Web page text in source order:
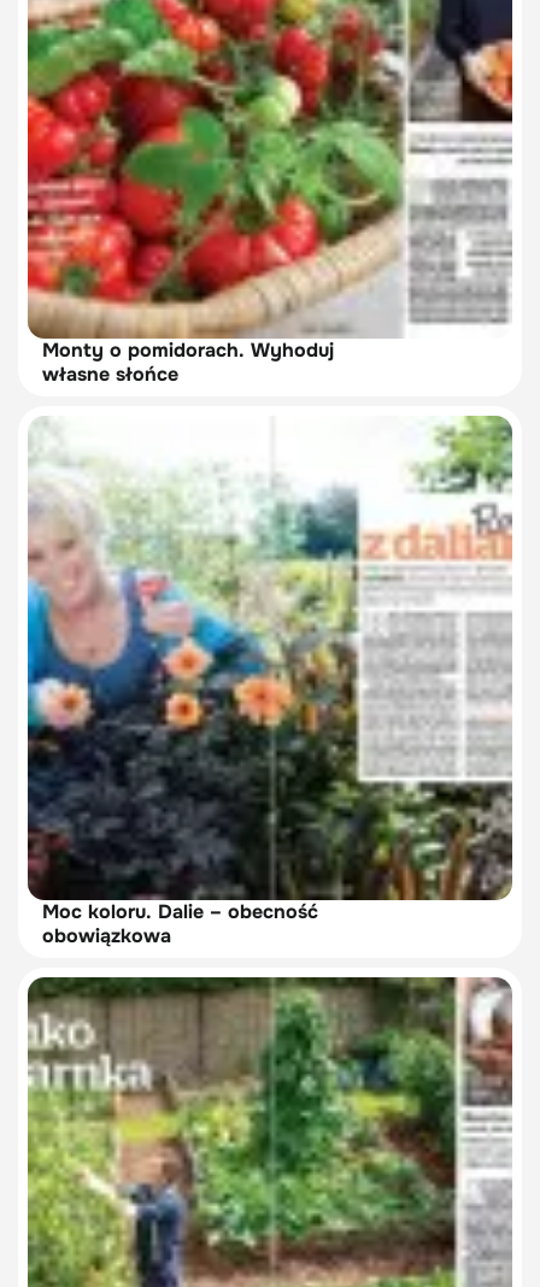
Monty o pomidorach. Wyhoduj
własne słońce
Moc koloru. Dalie – obecność
obowiązkowa